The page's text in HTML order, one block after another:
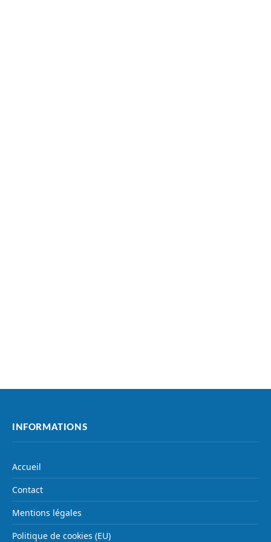
INFORMATIONS
Accueil
Contact
Mentions légales
Politique de cookies (EU)